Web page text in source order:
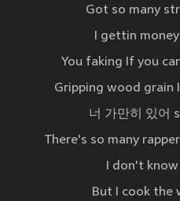
Got so many
I gettin money
You faking If you
Gripping wood grain
너 가만히 있어
There's so many
I don't
But I cook the